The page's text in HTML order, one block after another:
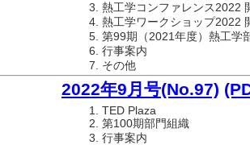
熱工学コンファレンス2022
熱工学ワークショップ2022
第99期（2021年度）熱工学
行事案内
その他
2022年9月号(No.97)
TED Plaza
第100期部門組織
行事案内